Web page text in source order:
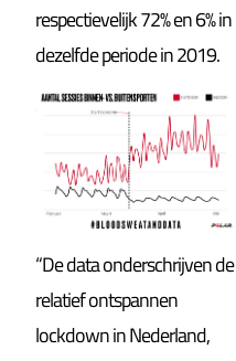
respectievelijk 72% en 6% in
dezelfde periode in 2019.
“De data onderschrijven de
relatief ontspannen
lockdown in Nederland,